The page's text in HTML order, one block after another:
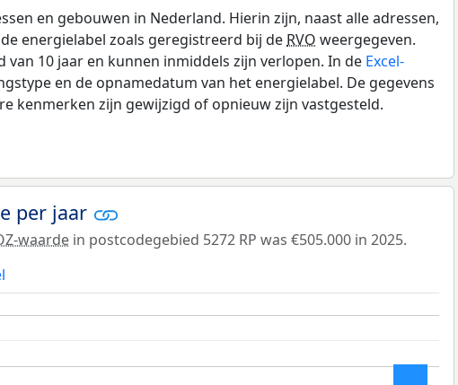
en gebouwen in Nederland. Hierin zijn, naast alle adressen,
energielabel zoals geregistreerd bij de RVO weergegeven.
10 jaar en kunnen inmiddels zijn verlopen. In de Excel-
en de opnamedatum van het energielabel. De gegevens
kenmerken zijn gewijzigd of opnieuw zijn vastgesteld.
per jaar
waarde in postcodegebied 5272 RP was €505.000 in 2025.